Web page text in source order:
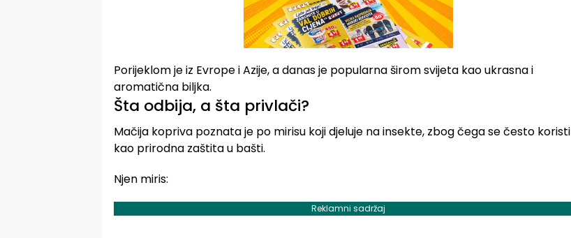
Porijeklom je iz Evrope i Azije, a danas je popularna širom svijeta kao ukrasna i
aromatična biljka.
Šta odbija, a šta privlači?
Mačija kopriva poznata je po mirisu koji djeluje na insekte, zbog čega se često koristi
kao prirodna zaštita u bašti.
Njen miris:
Reklamni sadržaj